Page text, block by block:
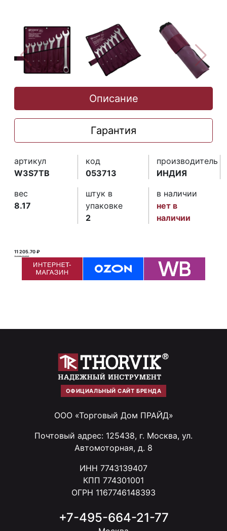
Описание
Гарантия
артикул
W3S7TB
код
053713
производитель
ИНДИЯ
вес
8.17
штук в
упаковке
2
в наличии
нет в
наличии
11 205.70 ₽
11 206.00 ₽ ₽
ОФИЦИАЛЬНЫЙ САЙТ БРЕНДА
ООО «Торговый Дом ПРАЙД»
Почтовый адрес: 125438, г. Москва, ул.
Автомоторная, д. 8
ИНН 7743139407
КПП 774301001
ОГРН 1167746148393
+7-495-664-21-77